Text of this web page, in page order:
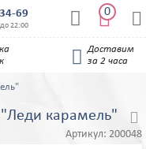
69
22:00  
0 

Доставим
за 2 часа
карамель"
Артикул: 200048
